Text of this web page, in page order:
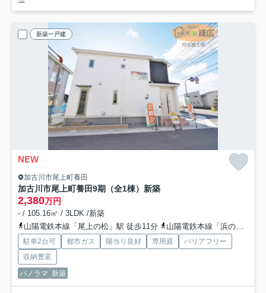
新築一戸建
NEW
加古川市尾上町養田
加古川市尾上町養田9期（全1棟）新築
2,380万円
- / 105.16㎡ / 3LDK /新築
山陽電鉄本線「尾上の松」駅 徒歩11分
山陽電鉄本線「浜の宮」駅 徒歩24分
駐車2台可 都市ガス 陽当り良好 専用庭
バリアフリー
収納豊富
パノラマ 新築